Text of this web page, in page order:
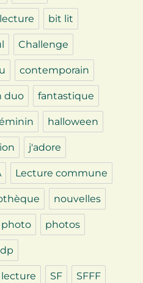
bit lit
Challenge
contemporain
duo fantastique
halloween
j'adore
Lecture commune
nouvelles
photo photos
SF SFFF